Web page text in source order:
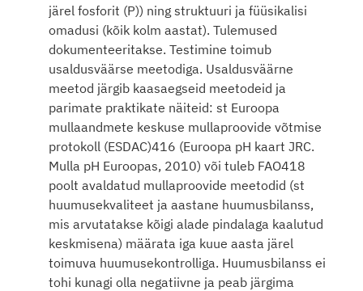
järel fosforit (P)) ning struktuuri ja füüsikalisi
omadusi (kõik kolm aastat). Tulemused
dokumenteeritakse. Testimine toimub
usaldusväärse meetodiga. Usaldusväärne
meetod järgib kaasaegseid meetodeid ja
parimate praktikate näiteid: st Euroopa
mullaandmete keskuse mullaproovide võtmise
protokoll (ESDAC)416 (Euroopa pH kaart JRC.
Mulla pH Euroopas, 2010) või tuleb FAO418
poolt avaldatud mullaproovide meetodid (st
huumusekvaliteet ja aastane huumusbilanss,
mis arvutatakse kõigi alade pindalaga kaalutud
keskmisena) määrata iga kuue aasta järel
toimuva huumusekontrolliga. Huumusbilanss ei
tohi kunagi olla negatiivne ja peab järgima